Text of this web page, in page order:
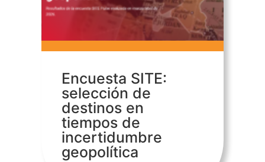
Encuesta SITE:
selección de
destinos en
tiempos de
incertidumbre
geopolítica